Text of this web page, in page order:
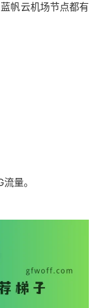
帆云机场节点都有
量。